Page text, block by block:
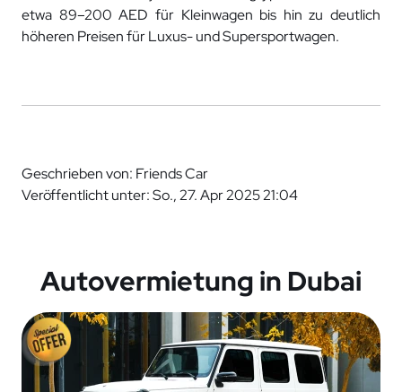
etwa 89–200 AED für Kleinwagen bis hin zu deutlich
höheren Preisen für Luxus- und Supersportwagen.
Geschrieben von: Friends Car
Veröffentlicht unter: So., 27. Apr 2025 21:04
Autovermietung in Dubai